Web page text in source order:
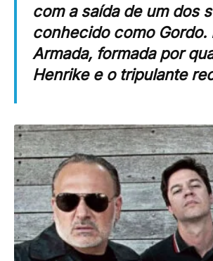
com a saída de um dos
conhecido como Gordo.
Armada, formada por
Henrike e o tripulante